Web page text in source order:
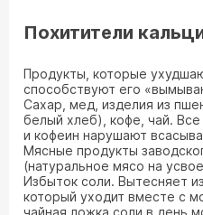
Похитители
Продукты, которые
способствуют его
Сахар, мед, изделия из
белый хлеб), кофе, чай.
и кофеин нарушают
Мясные продукты
(натуральное мясо на
Избыток соли. Вытесняет
который уходит вместе с
чайная ложка соли в день